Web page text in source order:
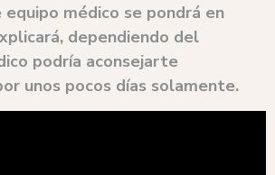
médico se pondrá en
dependiendo del
podría aconsejarte
unos pocos días solamente.